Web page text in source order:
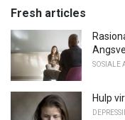
Fresh articles
SOSIALE
Hulp